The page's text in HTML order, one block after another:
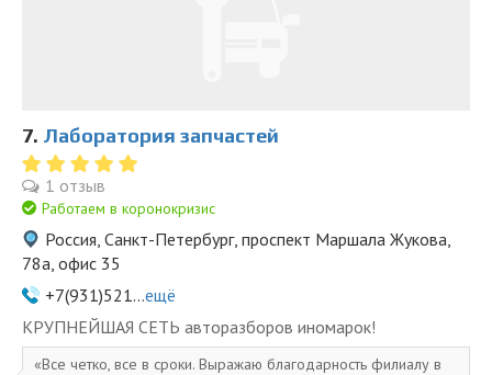
7. Лаборатория запчастей
1 отзыв
Работаем в коронокризис
Россия, Санкт-Петербург, проспект Маршала Жукова,
78а, офис 35
+7(931)521...ещё
KPУПНЕЙШAЯ СЕTЬ aвторазбopов иномapoк!
Все четко, все в сроки. Выражаю благодарность филиалу в